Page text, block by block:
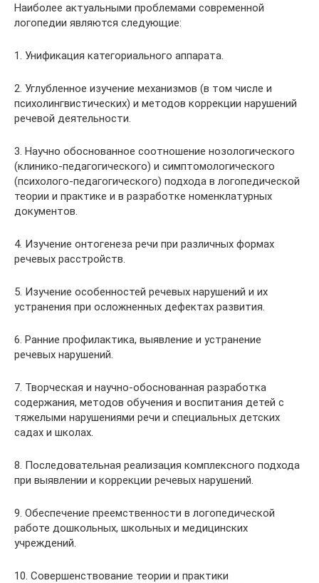
Наиболее актуальными проблемами современной
логопедии являются следующие:
1. Унификация категориального аппарата.
2. Углубленное изучение механизмов (в том числе и
психолингвистических) и методов коррекции нарушений
речевой деятельности.
3. Научно обоснованное соотношение нозологического
(клинико-педагогического) и симптомологического
(психолого-педагогического) подхода в логопедической
теории и практике и в разработке номенклатурных
документов.
4. Изучение онтогенеза речи при различных формах
речевых расстройств.
5. Изучение особенностей речевых нарушений и их
устранения при осложненных дефектах развития.
6. Ранние профилактика, выявление и устранение
речевых нарушений.
7. Творческая и научно-обоснованная разработка
содержания, методов обучения и воспитания детей с
тяжелыми нарушениями речи и специальных детских
садах и школах.
8. Последовательная реализация комплексного подхода
при выявлении и коррекции речевых нарушений.
9. Обеспечение преемственности в логопедической
работе дошкольных, школьных и медицинских
учреждений.
10. Совершенствование теории и практики